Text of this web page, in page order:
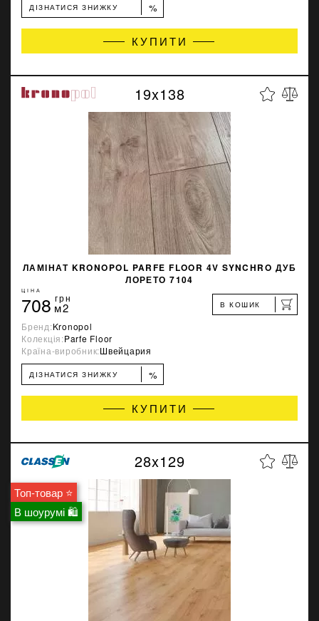
ДІЗНАТИСЯ ЗНИЖКУ %
КУПИТИ
19x138
ЛАМІНАТ KRONOPOL PARFE FLOOR 4V SYNCHRO ДУБ
ЛОРЕТО 7104
ЦІНА
708 грн
м2 В КОШИК
Бренд:Kronopol
Колекція:Parfe Floor
Країна-виробник:Швейцария
ДІЗНАТИСЯ ЗНИЖКУ %
КУПИТИ
Топ-товар ⭐
В шоурумі 🛍
28x129